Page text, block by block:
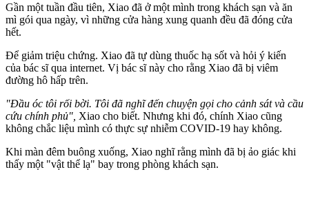
Gần một tuần đầu tiên, Xiao đã ở một mình trong khách sạn và ăn
mì gói qua ngày, vì những cửa hàng xung quanh đều đã đóng cửa
hết.
Để giảm triệu chứng. Xiao đã tự dùng thuốc hạ sốt và hỏi ý kiến
của bác sĩ qua internet. Vị bác sĩ này cho rằng Xiao đã bị viêm
đường hô hấp trên.
"Đầu óc tôi rối bời. Tôi đã nghĩ đến chuyện gọi cho cảnh sát và cầu
cứu chính phủ", Xiao cho biết. Nhưng khi đó, chính Xiao cũng
không chắc liệu mình có thực sự nhiễm COVID-19 hay không.
Khi màn đêm buông xuống, Xiao nghĩ rằng mình đã bị ảo giác khi
thấy một "vật thể lạ" bay trong phòng khách sạn.